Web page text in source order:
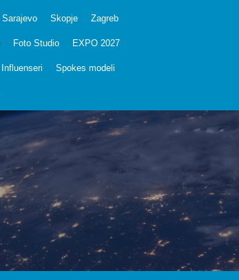
Sarajevo Skopje Zagreb
Foto Studio EXPO 2027
Influenseri Spokes modeli